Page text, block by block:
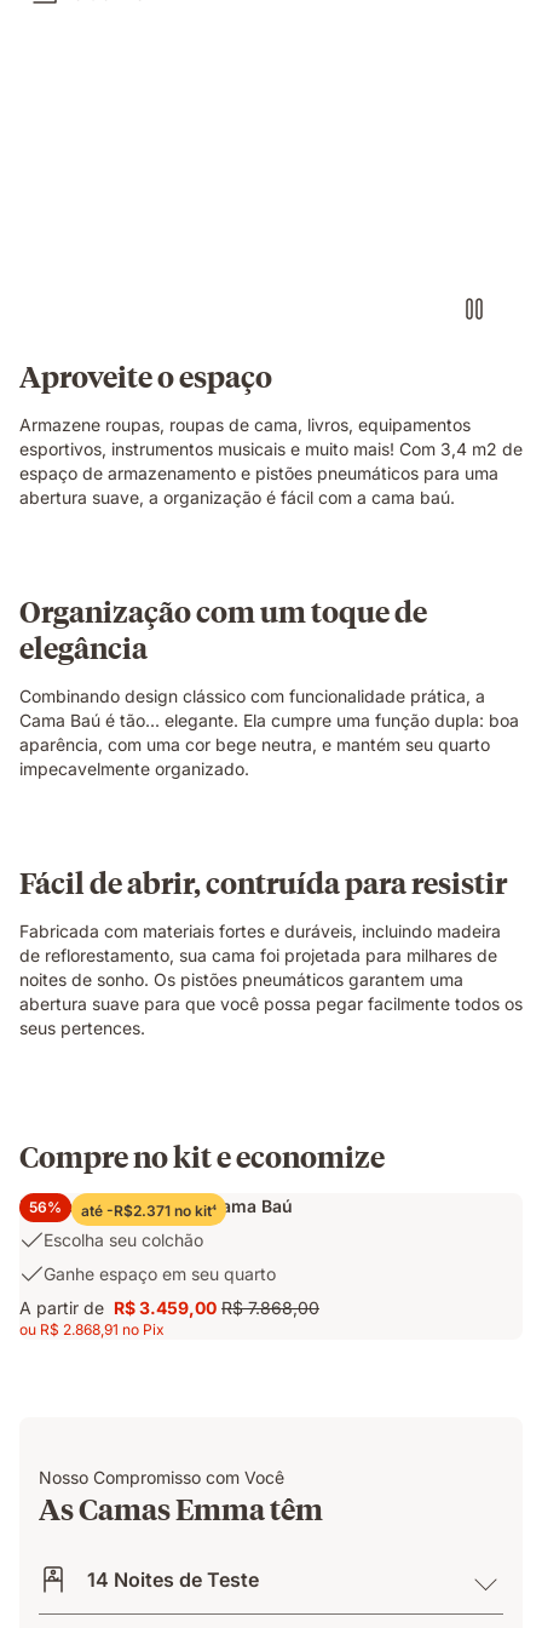
caixas,
bagagens
e
duvets.
Aproveite o espaço
Armazene roupas, roupas de cama, livros, equipamentos
esportivos, instrumentos musicais e muito mais! Com 3,4 m2 de
espaço de armazenamento e pistões pneumáticos para uma
abertura suave, a organização é fácil com a cama baú.
Organização com um toque de
elegância
Combinando design clássico com funcionalidade prática, a
Cama Baú é tão... elegante. Ela cumpre uma função dupla: boa
aparência, com uma cor bege neutra, e mantém seu quarto
impecavelmente organizado.
Fácil de abrir, contruída para resistir
Fabricada com materiais fortes e duráveis, incluindo madeira
de reflorestamento, sua cama foi projetada para milhares de
noites de sonho. Os pistões pneumáticos garantem uma
abertura suave para que você possa pegar facilmente todos os
seus pertences.
Compre no kit e economize
56% até -R$2.371 no kit4
Monte o seu kit com a Cama Baú
Escolha
seu
colchão
Escolha seu colchão
Ganhe
espaço
em
Ganhe espaço em seu quarto
A partir de Preço
R$ 3.459,00
R$ 3.459,00 Preço
R$ 7.868,00
ou R$ 2.868,91 no Pix
Nosso Compromisso com Você
As Camas Emma têm
14 Noites de Teste